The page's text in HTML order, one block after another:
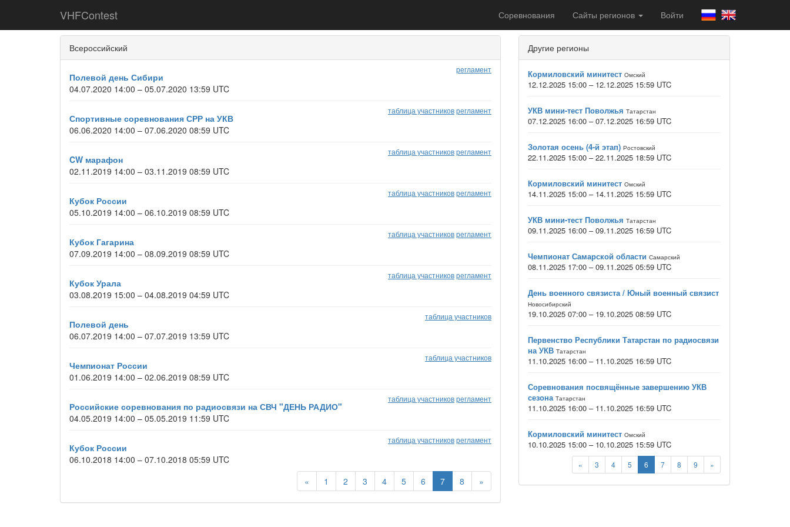
VHFContest Соревнования Сайты регионов Войти
Всероссийский
регламент
Полевой день Сибири
04.07.2020 14:00 – 05.07.2020 13:59 UTC
таблица участниковрегламент
Спортивные соревнования СРР на УКВ
06.06.2020 14:00 – 07.06.2020 08:59 UTC
таблица участниковрегламент
CW марафон
02.11.2019 14:00 – 03.11.2019 08:59 UTC
таблица участниковрегламент
Кубок России
05.10.2019 14:00 – 06.10.2019 08:59 UTC
таблица участниковрегламент
Кубок Гагарина
07.09.2019 14:00 – 08.09.2019 08:59 UTC
таблица участниковрегламент
Кубок Урала
03.08.2019 15:00 – 04.08.2019 04:59 UTC
таблица участников
Полевой день
06.07.2019 14:00 – 07.07.2019 13:59 UTC
таблица участников
Чемпионат России
01.06.2019 14:00 – 02.06.2019 08:59 UTC
таблица участниковрегламент
Российские соревнования по радиосвязи на СВЧ "ДЕНЬ РАДИО"
04.05.2019 14:00 – 05.05.2019 11:59 UTC
таблица участниковрегламент
Кубок России
06.10.2018 14:00 – 07.10.2018 05:59 UTC
«
1 2 3 4 5 6 7 8 »
Другие регионы
Кормиловский минитест Омский
12.12.2025 15:00 – 12.12.2025 15:59 UTC
УКВ мини-тест Поволжья Татарстан
07.12.2025 16:00 – 07.12.2025 16:59 UTC
Золотая осень (4-й этап) Ростовский
22.11.2025 15:00 – 22.11.2025 18:59 UTC
Кормиловский минитест Омский
14.11.2025 15:00 – 14.11.2025 15:59 UTC
УКВ мини-тест Поволжья Татарстан
09.11.2025 16:00 – 09.11.2025 16:59 UTC
Чемпионат Самарской области Самарский
08.11.2025 17:00 – 09.11.2025 05:59 UTC
День военного связиста / Юный военный связист
Новосибирский
19.10.2025 07:00 – 19.10.2025 08:59 UTC
Первенство Республики Татарстан по радиосвязи
на УКВ Татарстан
11.10.2025 16:00 – 11.10.2025 16:59 UTC
Соревнования посвящённые завершению УКВ
сезона Татарстан
11.10.2025 16:00 – 11.10.2025 16:59 UTC
Кормиловский минитест Омский
10.10.2025 15:00 – 10.10.2025 15:59 UTC
« 3 4 5 6 7 8 9 »